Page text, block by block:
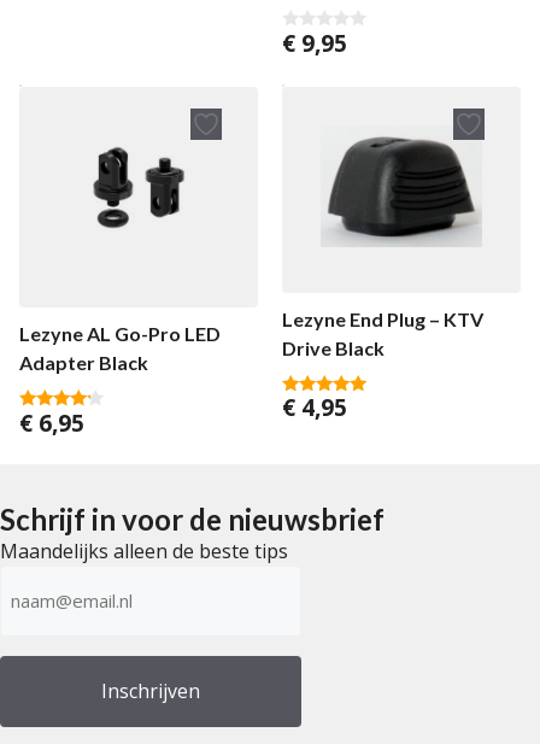
0
n
€ 9,95
Lezyne AL Go-Pro LED
Adapter Black
4.00
van 5
€ 6,95
Lezyne End Plug – KTV
Drive Black
5.00
van 5
€ 4,95
Schrijf in voor de nieuwsbrief
Maandelijks alleen de beste tips
mailadres